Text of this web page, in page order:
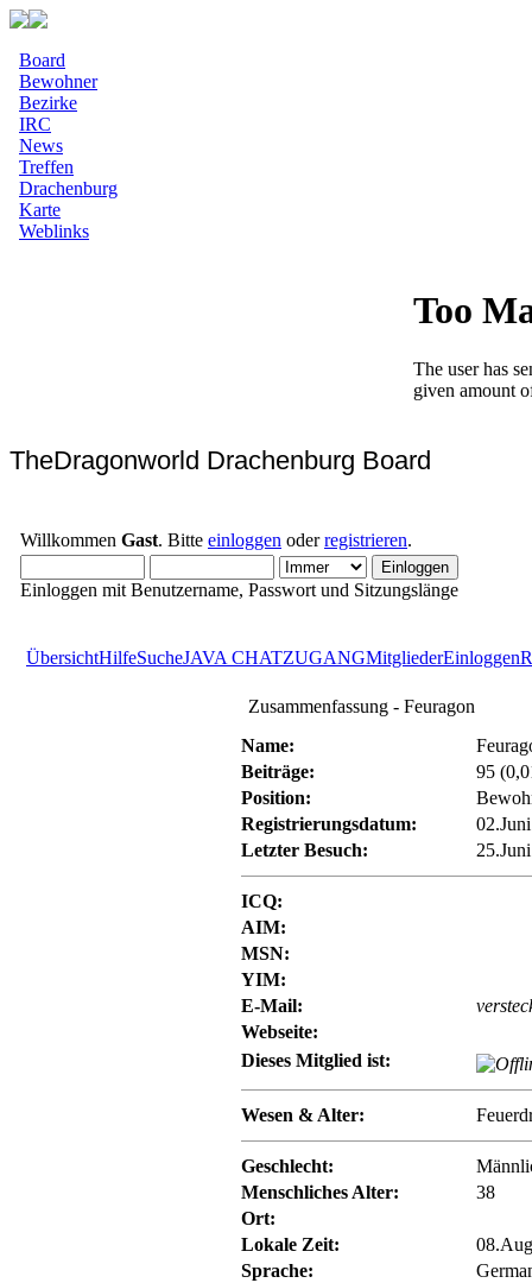
Board
Bewohner
Bezirke
IRC
News
Treffen
Drachenburg
Karte
Weblinks
TheDragonworld Drachenburg Board
Willkommen Gast. Bitte einloggen oderregistrieren.
Einloggen mit Benutzername, Passwort und Sitzungslänge
ÜbersichtHilfeSucheJAVA CHATZUGANGMitgliederEinloggen
Zusammenfassung - Feuragon
Name:
Beiträge:
95
Position:
Registrierungsdatum:
Letzter Besuch:
ICQ:
AIM:
MSN:
YIM:
E-Mail:
Webseite:
Dieses Mitglied ist:
Wesen & Alter:
Geschlecht:
Menschliches Alter:
38
Ort:
Lokale Zeit:
Sprache: